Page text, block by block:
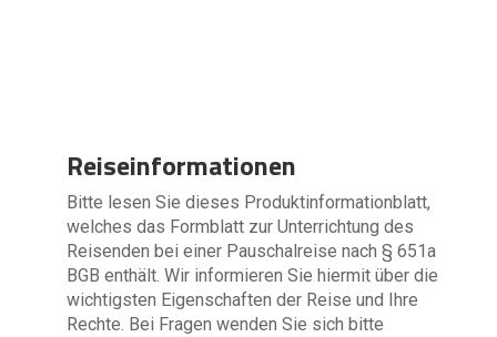
Reiseinformationen
Bitte lesen Sie dieses Produktinformationblatt,
welches das Formblatt zur Unterrichtung des
Reisenden bei einer Pauschalreise nach § 651a
BGB enthält. Wir informieren Sie hiermit über die
wichtigsten Eigenschaften der Reise und Ihre
Rechte. Bei Fragen wenden Sie sich bitte